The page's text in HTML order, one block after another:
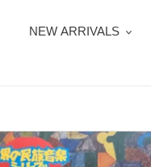
NEW ARRIVALS